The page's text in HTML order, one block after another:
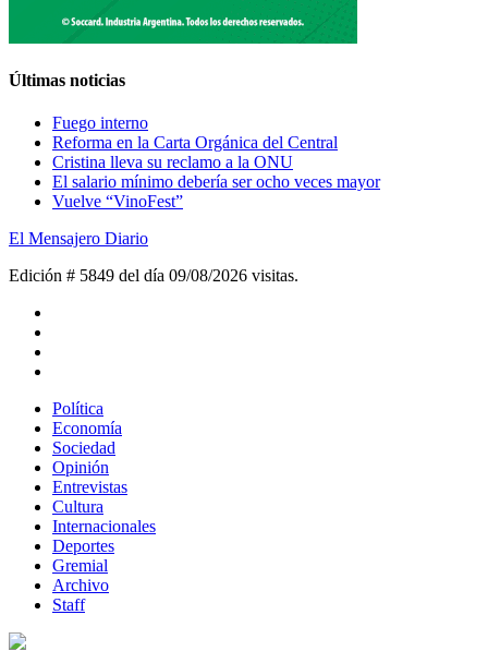
Últimas noticias
Fuego interno
Reforma en la Carta Orgánica del Central
Cristina lleva su reclamo a la ONU
El salario mínimo debería ser ocho veces mayor
Vuelve “VinoFest”
El Mensajero Diario
Edición # 5849 del día 09/08/2026 visitas.
Política
Economía
Sociedad
Opinión
Entrevistas
Cultura
Internacionales
Deportes
Gremial
Archivo
Staff